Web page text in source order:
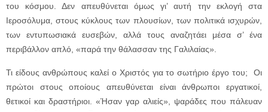
του κόσμου. Δεν απευθύνεται όμως γι’ αυτή την εκλογή στα
Ιεροσόλυμα, στους κύκλους των πλουσίων, των πολιτικά ισχυρών,
των εντυπωσιακά ευσεβών, αλλά τους αναζητάει μέσα σ’ ένα
περιβάλλον απλό, «παρά την θάλασσαν της Γαλιλαίας».
Τι είδους ανθρώπους καλεί ο Χριστός για το σωτήριο έργο του; Οι
πρώτοι στους οποίους απευθύνεται είναι άνθρωποι εργατικοί,
θετικοί και δραστήριοι. «Ήσαν γαρ αλιείς», ψαράδες που πάλευαν